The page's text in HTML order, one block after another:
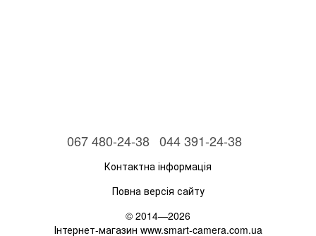
067 480-24-38 044 391-24-38
Контактна інформація
Повна версія сайту
© 2014—2026
Інтернет-магазин www.smart-camera.com.ua